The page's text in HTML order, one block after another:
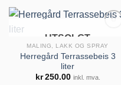
huskeliste
UTSOLGT
MALING, LAKK OG SPRAY
Herregård Terrassebeis 3
liter
kr 250.00 inkl. mva.